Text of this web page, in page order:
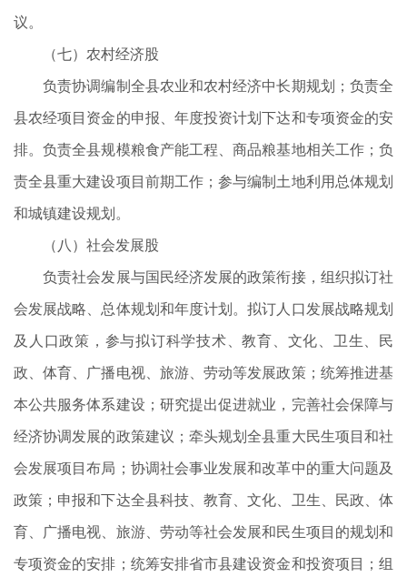
议。
（七）农村经济股
负责协调编制全县农业和农村经济中长期规划；负责全
县农经项目资金的申报、年度投资计划下达和专项资金的安
排。负责全县规模粮食产能工程、商品粮基地相关工作；负
责全县重大建设项目前期工作；参与编制土地利用总体规划
和城镇建设规划。
（八）社会发展股
负责社会发展与国民经济发展的政策衔接，组织拟订社
会发展战略、总体规划和年度计划。拟订人口发展战略规划
及人口政策，参与拟订科学技术、教育、文化、卫生、民
政、体育、广播电视、旅游、劳动等发展政策；统筹推进基
本公共服务体系建设；研究提出促进就业，完善社会保障与
经济协调发展的政策建议；牵头规划全县重大民生项目和社
会发展项目布局；协调社会事业发展和改革中的重大问题及
政策；申报和下达全县科技、教育、文化、卫生、民政、体
育、广播电视、旅游、劳动等社会发展和民生项目的规划和
专项资金的安排；统筹安排省市县建设资金和投资项目；组